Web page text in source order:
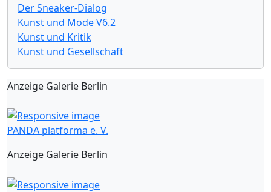
Der Sneaker-Dialog
Kunst und Mode V6.2
Kunst und Kritik
Kunst und Gesellschaft
Anzeige Galerie Berlin
PANDA platforma e. V.
Anzeige Galerie Berlin